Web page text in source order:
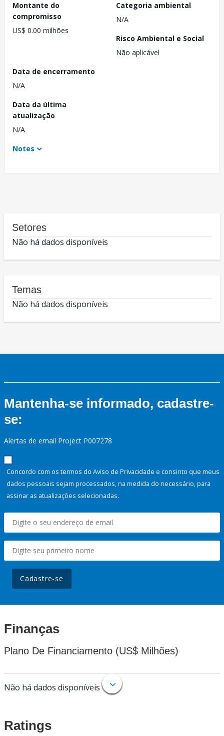
Montante do
compromisso
US$ 0.00 milhões
Categoria ambiental
N/A
Risco Ambiental e Social
Não aplicável
Data de encerramento
N/A
Data da última
atualização
N/A
Notes
Setores
Não há dados disponíveis
Temas
Não há dados disponíveis
Mantenha-se informado, cadastre-
se:
Alertas de email Project P007278
Concordo com os termos do Aviso de Privacidade e consinto que meus
dados pessoais sejam processados, na medida do necessário, para
assinar as atualizações selecionadas.
Cadastre-se
Finanças
Plano De Financiamento (US$ Milhões)
Não há dados disponíveis
Ratings